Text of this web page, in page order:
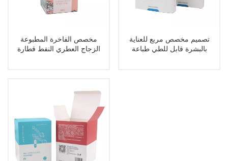
مخصص الفاخرة المطبوعة
الزجاج العطري النفط قطارة
تصميم مخصص مربع للعناية
بالبشرة قابل للطي طباعة